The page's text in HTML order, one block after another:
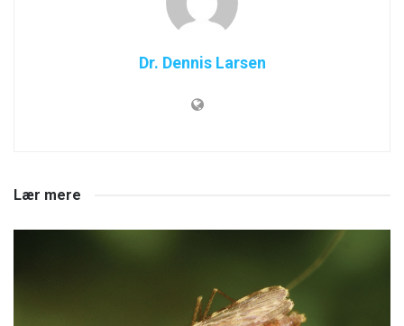
Dr. Dennis Larsen
Lær mere